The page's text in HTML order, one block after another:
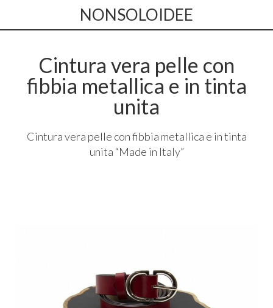
NONSOLOIDEE
Cintura vera pelle con
fibbia metallica e in tinta
unita
Cintura vera pelle con fibbia metallica e in tinta
unita “Made in Italy”